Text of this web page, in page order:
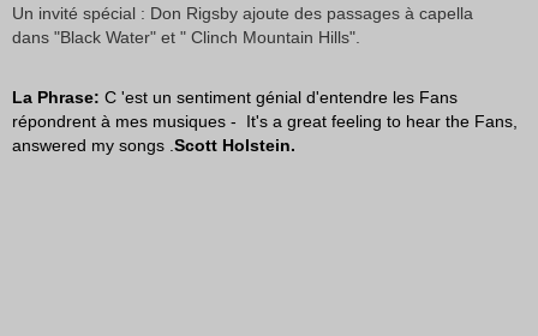
Un invité spécial : Don Rigsby ajoute des passages à capella
dans "Black Water" et " Clinch Mountain Hills".
La Phrase: C 'est un sentiment génial d'entendre les Fans
répondrent à mes musiques - It's a great feeling to hear the Fans,
answered my songs . Scott Holstein.